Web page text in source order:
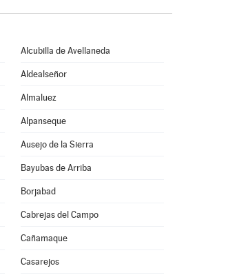
Alcubilla de Avellaneda
Aldealseñor
Almaluez
Alpanseque
Ausejo de la Sierra
Bayubas de Arriba
Borjabad
Cabrejas del Campo
Cañamaque
Casarejos